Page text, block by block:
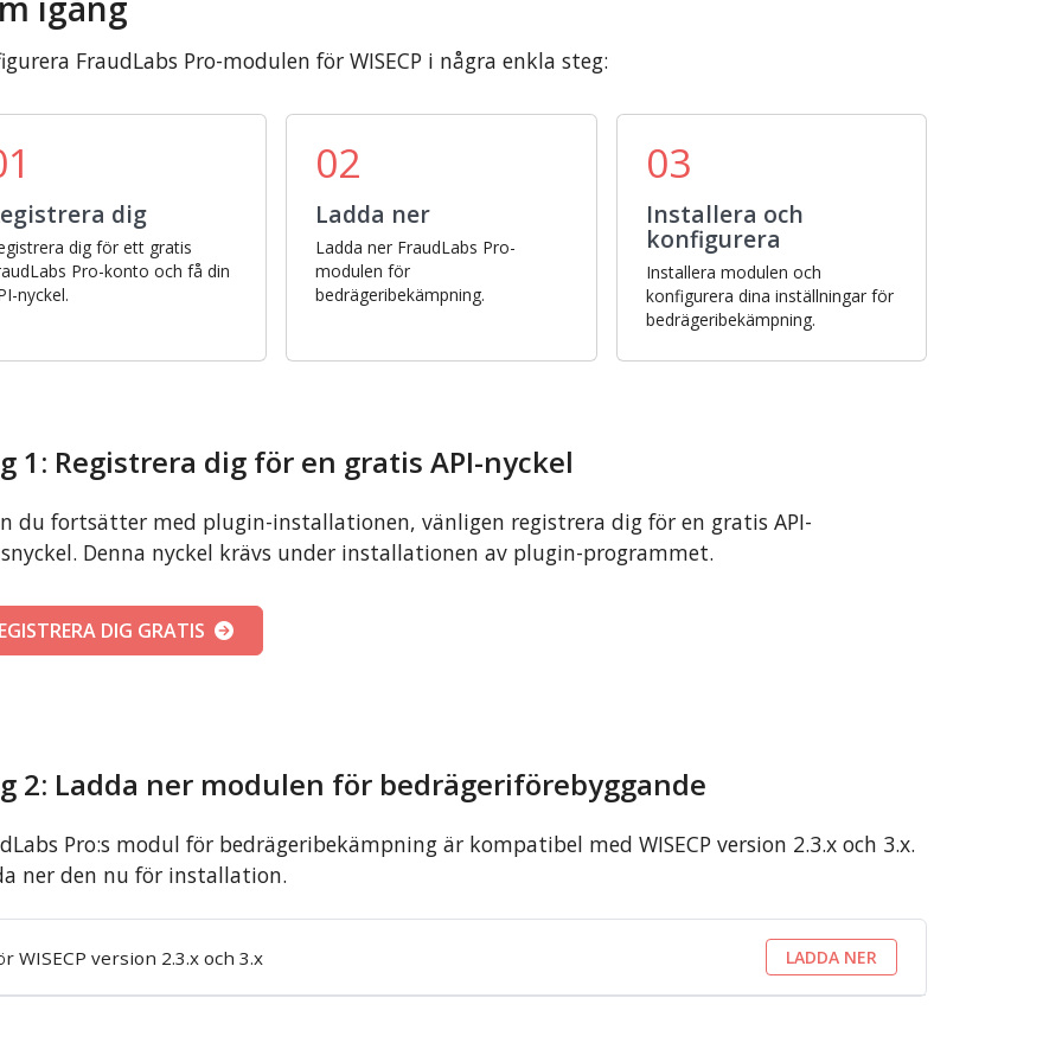
FraudLabs Pro-modulen för WISECP i några enkla steg:
dig
dig för ett gratis
Pro-konto och få din
nyckel.
02
Ladda ner
Ladda ner FraudLabs Pro-
modulen för
bedrägeribekämpning.
03
Installera och
konfigurera
Installera modulen och
konfigurera dina inställningar för
bedrägeribekämpning.
1: Registrera dig för en gratis API-nyckel
du fortsätter med plugin-installationen, vänligen registrera dig för en gratis API-
Denna nyckel krävs under installationen av plugin-programmet.
DIG GRATIS
2: Ladda ner modulen för bedrägeriförebyggande
Pro:s modul för bedrägeribekämpning är kompatibel med WISECP version 2.3.x och 3.x.
ner den nu för installation.
WISECP version 2.3.x och 3.x LADDA NER